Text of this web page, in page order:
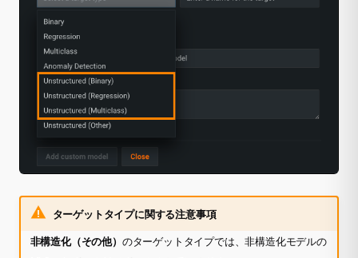
ターゲットタイプに関する注意事項
非構造化（その他） のターゲットタイプでは、非構造化モデルの